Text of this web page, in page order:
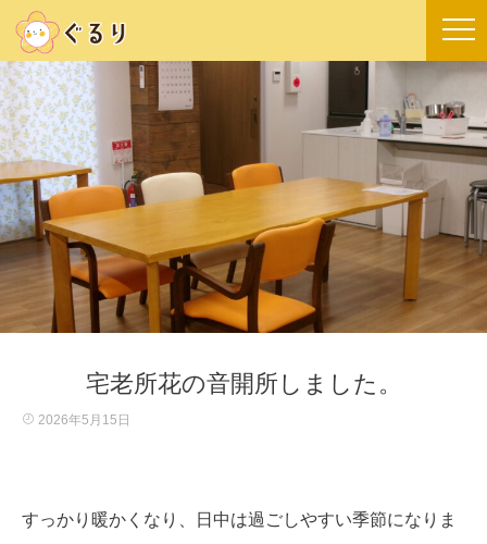
宅老所花の音開所しました。
2026年5月15日
すっかり暖かくなり、日中は過ごしやすい季節になりま